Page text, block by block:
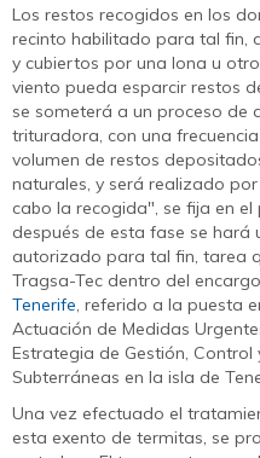
Los restos recogidos en los
recinto habilitado para tal fin,
y cubiertos por una lona u
viento pueda esparcir restos
se someterá a un proceso de
trituradora, con una
volumen de restos
naturales, y será realizado
cabo la recogida", se fija en
después de esta fase se
autorizado para tal fin, tarea
Tragsa-Tec dentro del
Tenerife, referido a la puesta
Actuación de Medidas
Estrategia de Gestión,
Subterráneas en la isla de
Una vez efectuado el
esta exento de termitas, se